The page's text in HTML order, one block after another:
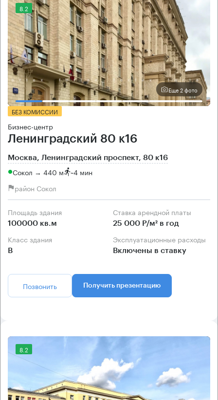
8.2
Еще 2 фото
БЕЗ КОМИССИИ
Бизнес-центр
Ленинградский 80 к16
Москва, Ленинградский проспект, 80 к16
Сокол → 440 м ~4 мин
район Сокол
Площадь здания
100000 кв.м
Ставка арендной платы
25 000 Р/м² в год
Класс здания
B
Эксплуатационные расходы
Включены в ставку
Позвонить Получить презентацию
8.2